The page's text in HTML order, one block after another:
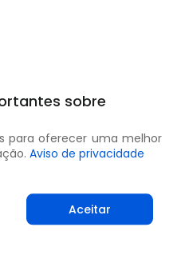
sobre
para oferecer uma melhor
Aviso de privacidade
Aceitar